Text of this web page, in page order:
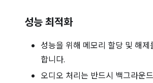
성능 최적화
성능을 위해 메모리 할당 및 해제
합니다.
오디오 처리는 반드시 백그라운